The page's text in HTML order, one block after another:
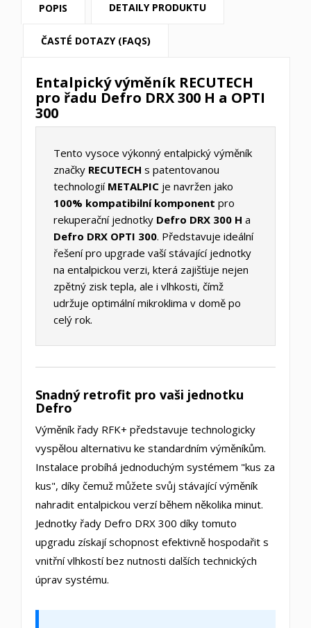
POPIS DETAILY PRODUKTU
ČASTÉ DOTAZY (FAQS)
Entalpický výměník RECUTECH
pro řadu Defro DRX 300 H a OPTI
300
Tento vysoce výkonný entalpický výměník
značky RECUTECH s patentovanou
technologií METALPIC je navržen jako
100% kompatibilní komponent pro
rekuperační jednotky Defro DRX 300 H a
Defro DRX OPTI 300. Představuje ideální
řešení pro upgrade vaší stávající jednotky
na entalpickou verzi, která zajišťuje nejen
zpětný zisk tepla, ale i vlhkosti, čímž
udržuje optimální mikroklima v domě po
celý rok.
Snadný retrofit pro vaši jednotku
Defro
Výměník řady RFK+ představuje technologicky
vyspělou alternativu ke standardním výměníkům.
Instalace probíhá jednoduchým systémem "kus za
kus", díky čemuž můžete svůj stávající výměník
nahradit entalpickou verzí během několika minut.
Jednotky řady Defro DRX 300 díky tomuto
upgradu získají schopnost efektivně hospodařit s
vnitřní vlhkostí bez nutnosti dalších technických
úprav systému.